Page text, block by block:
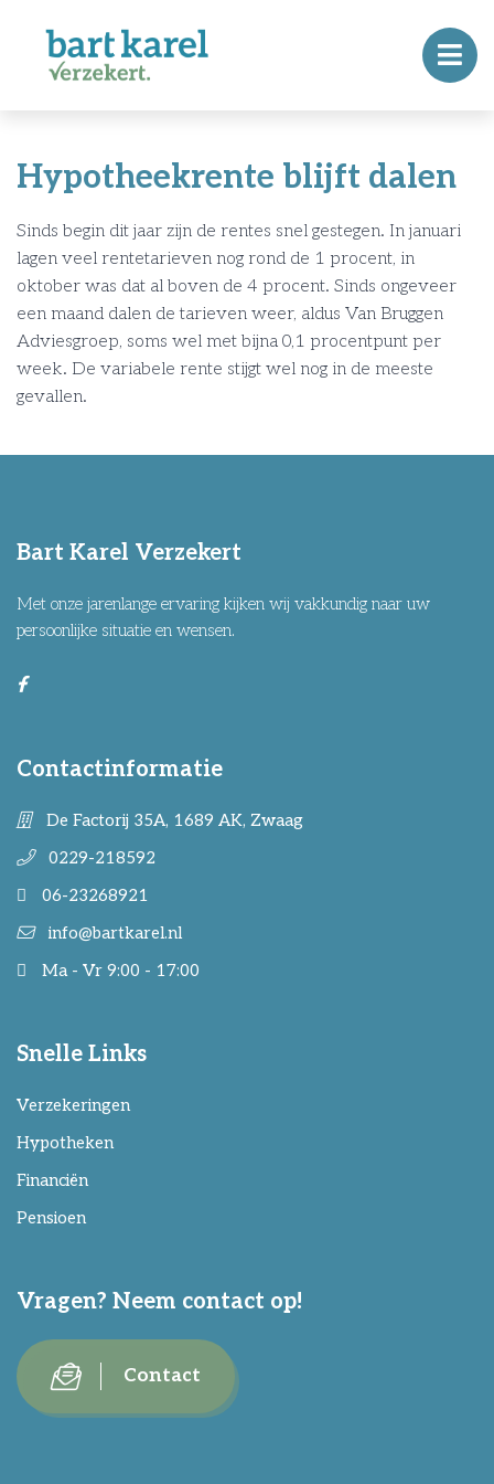
Hypotheekrente blijft dalen
Sinds begin dit jaar zijn de rentes snel gestegen. In januari
lagen veel rentetarieven nog rond de 1 procent, in
oktober was dat al boven de 4 procent. Sinds ongeveer
een maand dalen de tarieven weer, aldus Van Bruggen
Adviesgroep, soms wel met bijna 0,1 procentpunt per
week. De variabele rente stijgt wel nog in de meeste
gevallen.
Bart Karel Verzekert
Met onze jarenlange ervaring kijken wij vakkundig naar uw
persoonlijke situatie en wensen.
Contactinformatie
De Factorij 35A, 1689 AK, Zwaag
0229-218592
06-23268921
info@bartkarel.nl
Ma - Vr 9:00 - 17:00
Snelle Links
Verzekeringen
Hypotheken
Financiën
Pensioen
Vragen? Neem contact op!
Contact